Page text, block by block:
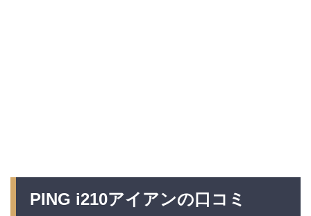
PING i210アイアンの口コミ